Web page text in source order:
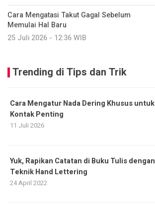
Cara Mengatasi Takut Gagal Sebelum
Memulai Hal Baru
25 Juli 2026 - 12:36 WIB
Trending di Tips dan Trik
Cara Mengatur Nada Dering Khusus untuk
Kontak Penting
11 Juli 2026
Yuk, Rapikan Catatan di Buku Tulis dengan
Teknik Hand Lettering
24 April 2022